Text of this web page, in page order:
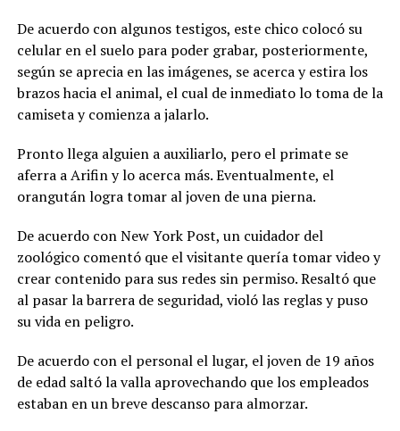
De acuerdo con algunos testigos, este chico colocó su
celular en el suelo para poder grabar, posteriormente,
según se aprecia en las imágenes, se acerca y estira los
brazos hacia el animal, el cual de inmediato lo toma de la
camiseta y comienza a jalarlo.
Pronto llega alguien a auxiliarlo, pero el primate se
aferra a Arifin y lo acerca más. Eventualmente, el
orangután logra tomar al joven de una pierna.
De acuerdo con New York Post, un cuidador del
zoológico comentó que el visitante quería tomar video y
crear contenido para sus redes sin permiso. Resaltó que
al pasar la barrera de seguridad, violó las reglas y puso
su vida en peligro.
De acuerdo con el personal el lugar, el joven de 19 años
de edad saltó la valla aprovechando que los empleados
estaban en un breve descanso para almorzar.